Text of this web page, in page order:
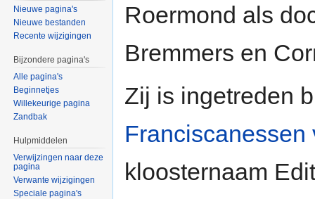
Roermond als
Bremmers en
Zij is ingetreden
kloosternaam
Nieuwe pagina's
Nieuwe bestanden
Recente wijzigingen
Bijzondere pagina's
Alle pagina's
Beginnetjes
Willekeurige pagina
Zandbak
Hulpmiddelen
Verwijzingen naar deze
pagina
Verwante wijzigingen
Speciale pagina's